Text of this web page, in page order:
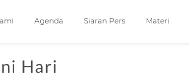
Agenda Siaran Pers Materi
Hari